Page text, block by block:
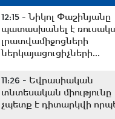
12:15 -Նիկոլ Փաշինյանը
պատասխանել է
լրատվամիջոցների
ներկայացուցիչների...
11:26 - Եվրասիական
տնտեսական միությունը
չպետք է դիտարկվի